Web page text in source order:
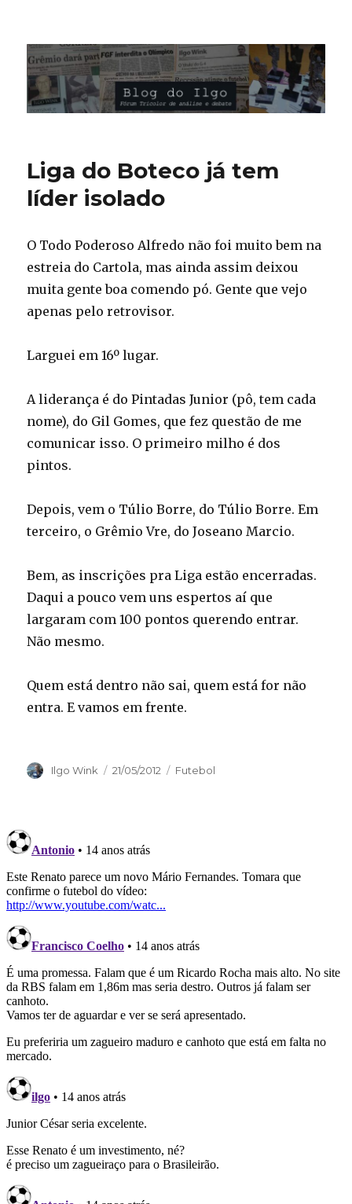
Blog do Ilgo Wink
Liga do Boteco já tem
líder isolado
O Todo Poderoso Alfredo não foi muito bem na
estreia do Cartola, mas ainda assim deixou
muita gente boa comendo pó. Gente que vejo
apenas pelo retrovisor.
Larguei em 16º lugar.
A liderança é do Pintadas Junior (pô, tem cada
nome), do Gil Gomes, que fez questão de me
comunicar isso. O primeiro milho é dos
pintos.
Depois, vem o Túlio Borre, do Túlio Borre. Em
terceiro, o Grêmio Vre, do Joseano Marcio.
Bem, as inscrições pra Liga estão encerradas.
Daqui a pouco vem uns espertos aí que
largaram com 100 pontos querendo entrar.
Não mesmo.
Quem está dentro não sai, quem está for não
entra. E vamos em frente.
Autor
Ilgo Wink
Publicado
21/05/2012 Categorias
Futebol